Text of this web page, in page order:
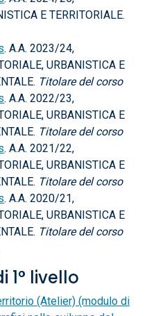
E TERRITORIALE.
. A.A. 2023/24,
URBANISTICA E
Titolare del corso
. A.A. 2022/23,
URBANISTICA E
Titolare del corso
. A.A. 2021/22,
URBANISTICA E
Titolare del corso
. A.A. 2020/21,
URBANISTICA E
Titolare del corso
1° livello
(Atelier) (modulo di